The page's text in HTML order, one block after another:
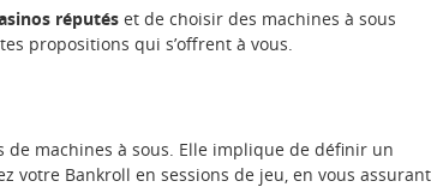
réputés et de choisir des machines à sous
propositions qui s’offrent à vous.
machines à sous. Elle implique de définir un
votre Bankroll en sessions de jeu, en vous assurant